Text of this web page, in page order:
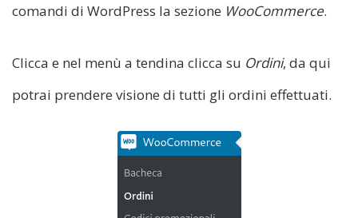
comandi di WordPress la sezione WooCommerce.
Clicca e nel menù a tendina clicca su Ordini, da qui
potrai prendere visione di tutti gli ordini effettuati.